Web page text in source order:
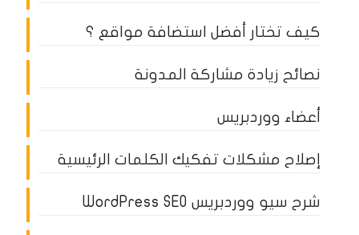
كيف تختار أفضل استضافة مواقع ؟
نصائح زيادة مشاركة المدونة
أعضاء ووردبريس
إصلاح مشكلات تفكيك الكلمات الرئيسية
شرح سيو ووردبريس WordPress SEO